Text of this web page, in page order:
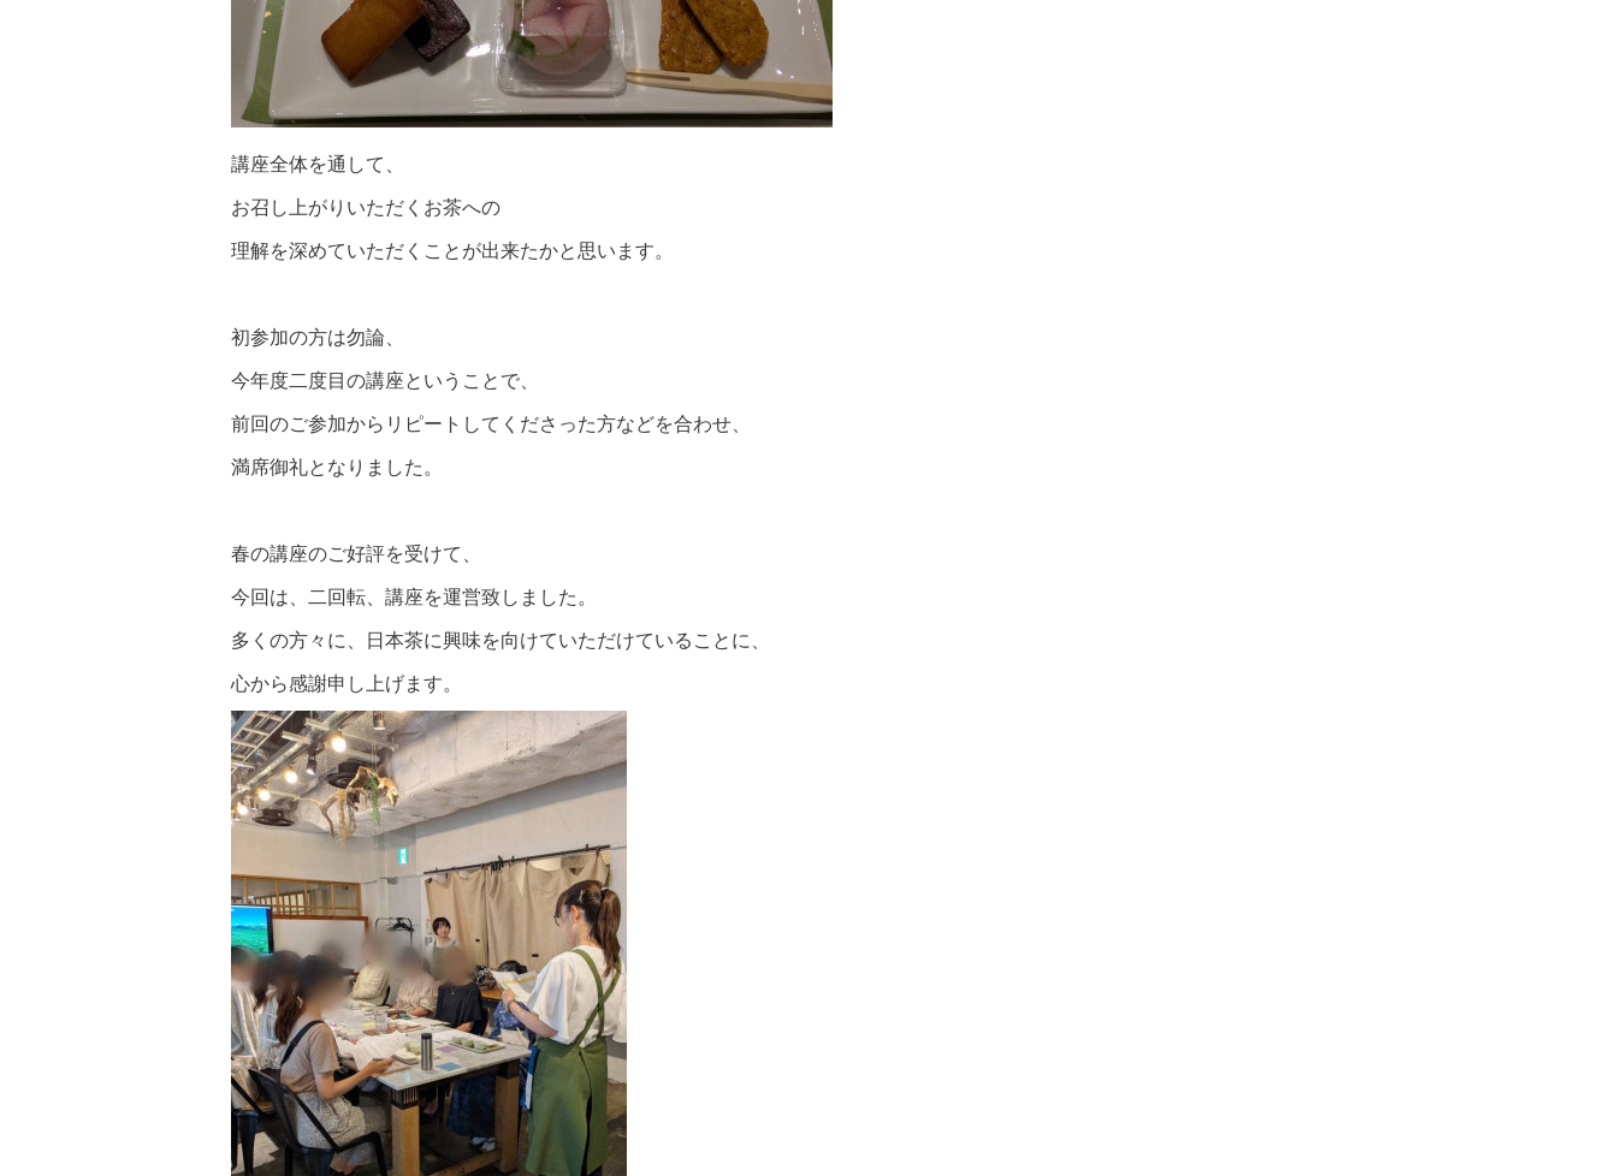
講座全体を通して、
お召し上がりいただくお茶への
理解を深めていただくことが出来たかと思います。
初参加の方は勿論、
今年度二度目の講座ということで、
前回のご参加からリピートしてくださった方などを合わせ、
満席御礼となりました。
春の講座のご好評を受けて、
今回は、二回転、講座を運営致しました。
多くの方々に、日本茶に興味を向けていただけていることに、
心から感謝申し上げます。